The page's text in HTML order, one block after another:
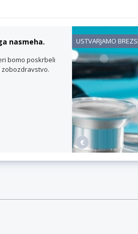
nasmeha.
bomo poskrbeli
USTVARJAMO